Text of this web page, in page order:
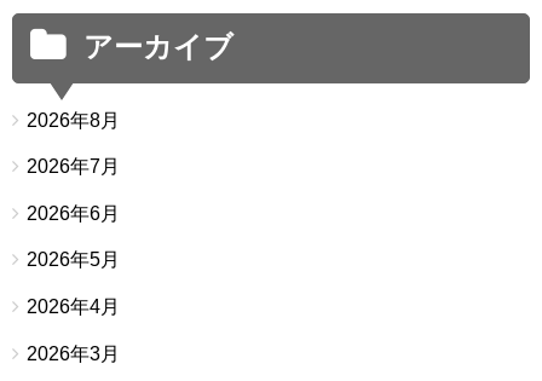
アーカイブ
2026年8月
2026年7月
2026年6月
2026年5月
2026年4月
2026年3月